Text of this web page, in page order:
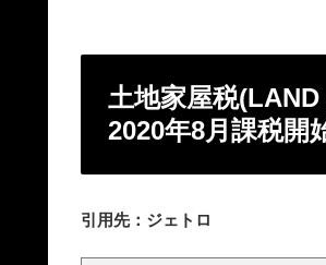
土地家屋税(LAND
2020年8月課税開
引用先：ジェトロ